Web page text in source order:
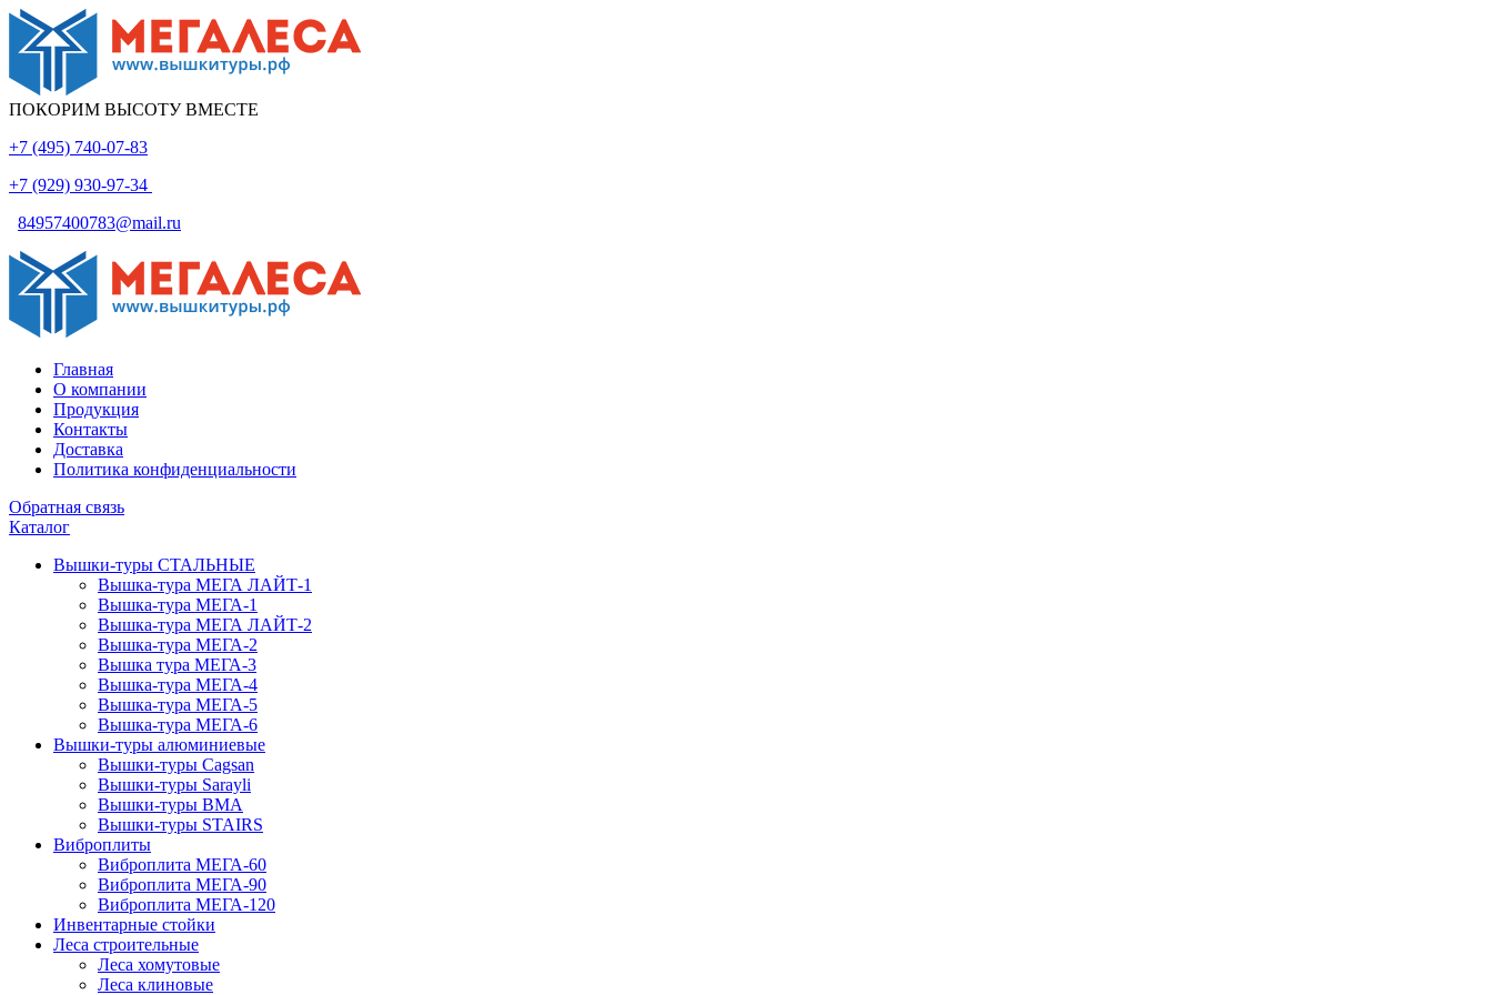
ПОКОРИМ ВЫСОТУ ВМЕСТЕ
+7 (495) 740-07-83
+7 (929) 930-97-34
84957400783@mail.ru
Главная
О компании
Продукция
Контакты
Доставка
Политика конфиденциальности
Обратная связь
Каталог
Вышки-туры СТАЛЬНЫЕ
Вышка-тура МЕГА ЛАЙТ-1
Вышка-тура МЕГА-1
Вышка-тура МЕГА ЛАЙТ-2
Вышка-тура МЕГА-2
Вышка тура МЕГА-3
Вышка-тура МЕГА-4
Вышка-тура МЕГА-5
Вышка-тура МЕГА-6
Вышки-туры алюминиевые
Вышки-туры Cagsan
Вышки-туры Sarayli
Вышки-туры ВМА
Вышки-туры STAIRS
Виброплиты
Виброплита МЕГА-60
Виброплита МЕГА-90
Виброплита МЕГА-120
Инвентарные стойки
Леса строительные
Леса хомутовые
Леса клиновые